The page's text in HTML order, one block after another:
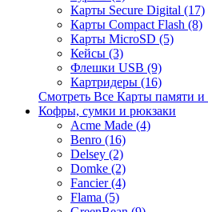
Карты Secure Digital (17)
Карты Compact Flash (8)
Карты MicroSD (5)
Кейсы (3)
Флешки USB (9)
Картридеры (16)
Смотреть Все Карты памяти и
Кофры, сумки и рюкзаки
Acme Made (4)
Benro (16)
Delsey (2)
Domke (2)
Fancier (4)
Flama (5)